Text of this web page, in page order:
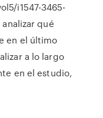
i1547-3465-
qué
en el último
a lo largo
en el estudio,